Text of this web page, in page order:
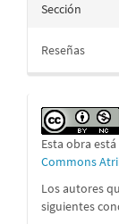
Sección
Reseñas
Esta obra
Commons
Los autores
siguientes